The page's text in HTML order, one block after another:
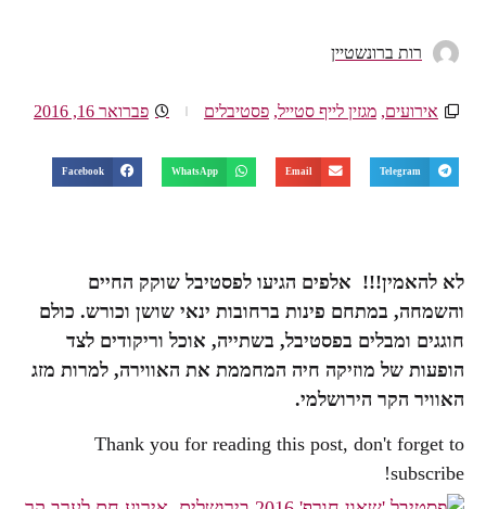
רות ברונשטיין
אירועים, מגזין לייף סטייל, פסטיבלים פברואר 16, 2016
Telegram
Email
WhatsApp
Facebook
לא להאמין!!! אלפים הגיעו לפסטיבל שוקק החיים
והשמחה, במתחם פינות ברחובות ינאי שושן וכורש. כולם
חוגגים ומבלים בפסטיבל, בשתייה, אוכל וריקודים לצד
הופעות של מוזיקה חיה המחממת את האווירה, למרות מזג
האוויר הקר הירושלמי.
Thank you for reading this post, don't forget to
subscribe!